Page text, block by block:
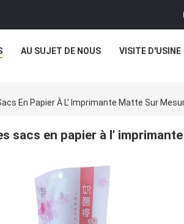
AU SUJET DE NOUS VISITE D'USINE
En Papier À L' Imprimante Matte Sur
sacs en papier à l'